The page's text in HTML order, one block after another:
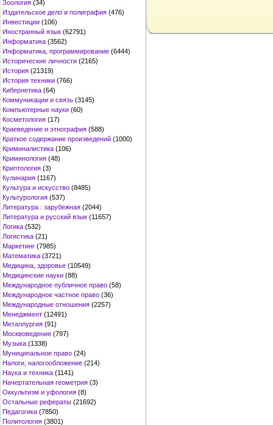
Зоология (34)
Издательское дело и полиграфия (476)
Инвестиции (106)
Иностранный язык (62791)
Информатика (3562)
Информатика, программирование (6444)
Исторические личности (2165)
История (21319)
История техники (766)
Кибернетика (64)
Коммуникации и связь (3145)
Компьютерные науки (60)
Косметология (17)
Краеведение и этнография (588)
Краткое содержание произведений (1000)
Криминалистика (106)
Криминология (48)
Криптология (3)
Кулинария (1167)
Культура и искусство (8485)
Культурология (537)
Литература : зарубежная (2044)
Литература и русский язык (11657)
Логика (532)
Логистика (21)
Маркетинг (7985)
Математика (3721)
Медицина, здоровье (10549)
Медицинские науки (88)
Международное публичное право (58)
Международное частное право (36)
Международные отношения (2257)
Менеджмент (12491)
Металлургия (91)
Москвоведение (797)
Музыка (1338)
Муниципальное право (24)
Налоги, налогообложение (214)
Наука и техника (1141)
Начертательная геометрия (3)
Оккультизм и уфология (8)
Остальные рефераты (21692)
Педагогика (7850)
Политология (3801)